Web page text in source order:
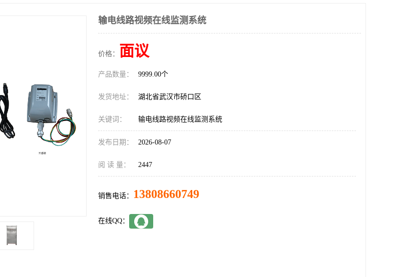
输电线路视频在线监测系统
价格： 面议
产品数量： 9999.00个
发货地址： 湖北省武汉市硚口区
关键词： 输电线路视频在线监测系统
发布日期： 2026-08-07
阅 读 量： 2447
销售电话： 13808660749
在线QQ：